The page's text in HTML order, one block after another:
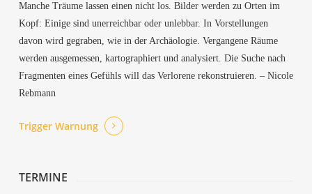
Man­che Träu­me las­sen einen nicht los. Bil­der wer­den zu Orten im
Kopf: Eini­ge sind uner­reich­bar oder unleb­bar. In Vor­stel­lun­gen
davon wird gegra­ben, wie in der Archäo­lo­gie. Ver­gan­ge­ne Räu­me
wer­den aus­ge­mes­sen, kar­to­gra­phiert und ana­ly­siert. Die Suche nach
Frag­men­ten eines Gefühls will das Ver­lo­re­ne rekon­stru­ie­ren. – Nico­le
Rebmann
Trig­ger Warnung
TER­MI­NE